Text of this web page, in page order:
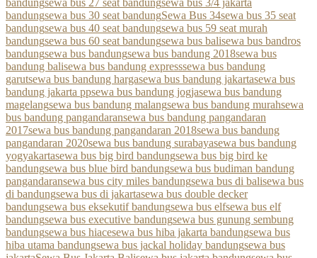
bandungsewa bus 27 seat bandungsewa bus 3/4 jakarta
bandungsewa bus 30 seat bandungSewa Bus 34sewa bus 35 seat
bandungsewa bus 40 seat bandungsewa bus 59 seat murah
bandungsewa bus 60 seat bandungsewa bus balisewa bus bandros
bandungsewa bus bandungsewa bus bandung 2018sewa bus
bandung balisewa bus bandung expresssewa bus bandung
garutsewa bus bandung hargasewa bus bandung jakartasewa bus
bandung jakarta ppsewa bus bandung jogjasewa bus bandung
magelangsewa bus bandung malangsewa bus bandung murahsewa
bus bandung pangandaransewa bus bandung pangandaran
2017sewa bus bandung pangandaran 2018sewa bus bandung
pangandaran 2020sewa bus bandung surabayasewa bus bandung
yogyakartasewa bus big bird bandungsewa bus big bird ke
bandungsewa bus blue bird bandungsewa bus budiman bandung
pangandaransewa bus city miles bandungsewa bus di balisewa bus
di bandungsewa bus di jakartasewa bus double decker
bandungsewa bus eksekutif bandungsewa bus elfsewa bus elf
bandungsewa bus executive bandungsewa bus gunung sembung
bandungsewa bus hiacesewa bus hiba jakarta bandungsewa bus
hiba utama bandungsewa bus jackal holiday bandungsewa bus